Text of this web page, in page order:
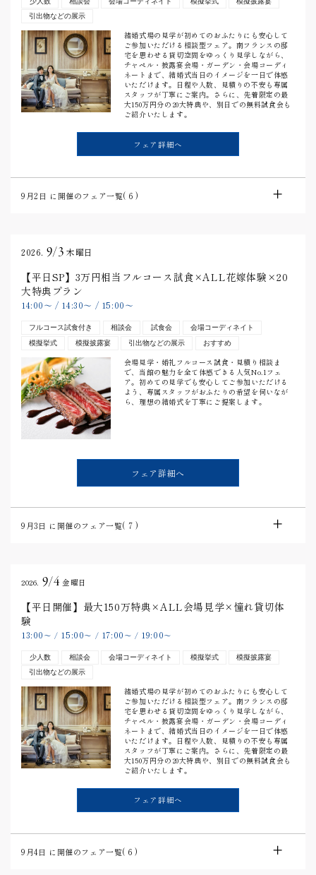
引出物などの展示
結婚式場の見学が初めてのおふたりにも安心して
ご参加いただける相談型フェア。南フランスの邸
宅を思わせる貸切空間をゆっくり見学しながら、
チャペル・披露宴会場・ガーデン・会場コーディ
ネートまで、結婚式当日のイメージを一日で体感
いただけます。日程や人数、見積りの不安も専属
スタッフが丁寧にご案内。さらに、先着限定の最
大150万円分の20大特典や、別日での無料試食会も
ご紹介いたします。
フェア詳細へ
9月2日 に開催のフェア一覧( 6 )
2026. 9/3 木曜日
【平日SP】3万円相当フルコース試食×ALL花嫁体験×20
大特典プラン
14:00〜 / 14:30〜 / 15:00〜
フルコース試食付き 相談会 試食会
会場コーディネイト
模擬挙式
模擬披露宴 引出物などの展示 おすすめ
会場見学・婚礼フルコース試食・見積り相談ま
で、当館の魅力を全て体感できる人気No.1フェ
ア。初めての見学でも安心してご参加いただける
よう、専属スタッフがおふたりの希望を伺いなが
ら、理想の結婚式を丁寧にご提案します。
フェア詳細へ
9月3日 に開催のフェア一覧( 7 )
2026. 9/4 金曜日
【平日開催】最大150万特典×ALL会場見学×憧れ貸切体
験
13:00 〜 / 15:00〜 / 17:00 〜 / 19:00〜
少人数 相談会 会場コーディネイト 模擬挙式
模擬披露宴
引出物などの展示
結婚式場の見学が初めてのおふたりにも安心して
ご参加いただける相談型フェア。南フランスの邸
宅を思わせる貸切空間をゆっくり見学しながら、
チャペル・披露宴会場・ガーデン・会場コーディ
ネートまで、結婚式当日のイメージを一日で体感
いただけます。日程や人数、見積りの不安も専属
スタッフが丁寧にご案内。さらに、先着限定の最
大150万円分の20大特典や、別日での無料試食会も
ご紹介いたします。
フェア詳細へ
9月4日 に開催のフェア一覧( 6 )